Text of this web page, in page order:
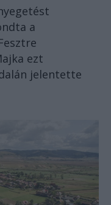
a
ezt
jelentette